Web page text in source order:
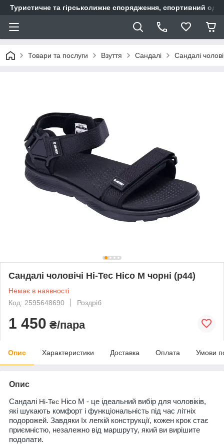
Туристичне та гірськолижне спорядження, спортивний
Товари та послуги Взуття Сандалі Сандалі
Сандалі чоловічі Hi-Tec Hico M чорні (р44)
Немає в наявності
Код: 2595648690
Роздріб
1 450 ₴/пара
Опис Характеристики Доставка Оплата Умови
Опис
Сандалі Hi-Tec Hico M - це ідеальний вибір для чоловіків,
які шукають комфорт і функціональність під час літніх
подорожей. Завдяки їх легкій конструкції, кожен крок стає
приємністю, незалежно від маршруту, який ви вирішите
подолати.